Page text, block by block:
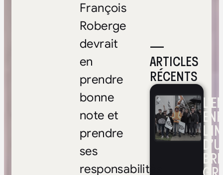
—
ARTICLES
RÉCENTS
François
Roberge
devrait
en
prendre
bonne
note et
prendre
ses
responsabilités